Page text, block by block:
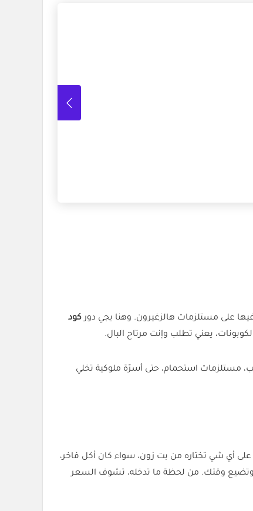
على مستلزمات هالزغيرون. وهنا يجي دوركود
يعني تطلب وإنت مرتاح البال.
مستلزمات استحمام، حتى أسرّة ملوكية تخلي
ذيبها. الكود هذا يعطيك خصم ثابت 10% على أي شي تختاره من بت زون، سواء كان أكل فاخر،
وتضيع وقتك. من لحظة ما تدخله، تشوف السعر